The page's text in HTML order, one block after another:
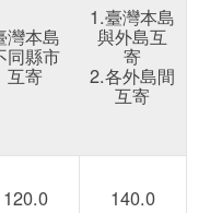
灣本島
同縣市
互寄
1.臺灣本島
與外島互
寄
2.各外島間
互寄
120.0 140.0